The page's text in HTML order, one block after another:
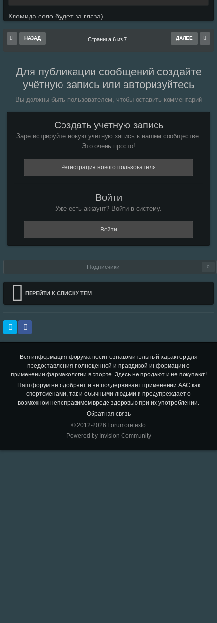
Кломида соло будет за глаза)
НАЗАД ДАЛЕЕ
Страница 6 из 7
Для публикации сообщений создайте
учётную запись или авторизуйтесь
Вы должны быть пользователем, чтобы оставить комментарий
Создать учетную запись
Зарегистрируйте новую учётную запись в нашем сообществе.
Это очень просто!
Регистрация нового пользователя
Войти
Уже есть аккаунт? Войти в систему.
Войти
Подписчики 0
ПЕРЕЙТИ К СПИСКУ ТЕМ
Вся информация форума носит ознакомительный характер для
предоставления полноценной и правдивой информации о
применении фармакологии в спорте. Здесь не продают и не покупают!
Наш форум не одобряет и не поддерживает применении ААС как
спортсменами, так и обычными людьми и предупреждает о
возможном непоправимом вреде здоровью при их употреблении.
Обратная связь
© 2012-2026 Forumoretesto
Powered by Invision Community